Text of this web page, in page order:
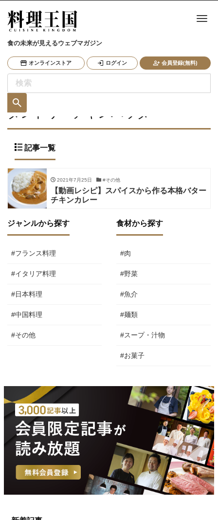
食の未来が見えるウェブマガジン
オンラインストア ログイン 会員登録(無料)
ナ
タンドリーチキンパウダー
記事一覧
2021年7月25日 #その他
【動画レシピ】スパイスから作る本格バター
チキンカレー
ジャンルから探す
#フランス料理
#イタリア料理
#日本料理
#中国料理
#その他
食材から探す
#肉
#野菜
#魚介
#麺類
#スープ・汁物
#お菓子